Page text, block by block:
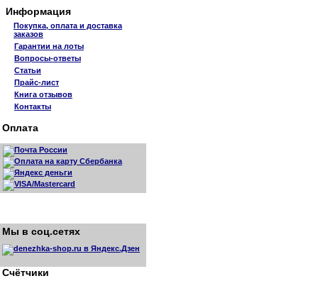
Информация
Покупка, оплата и доставка
заказов
Гарантии на лоты
Вопросы-ответы
Статьи
Прайс-лист
Книга отзывов
Контакты
Оплата
Мы в соц.сетях
Счётчики